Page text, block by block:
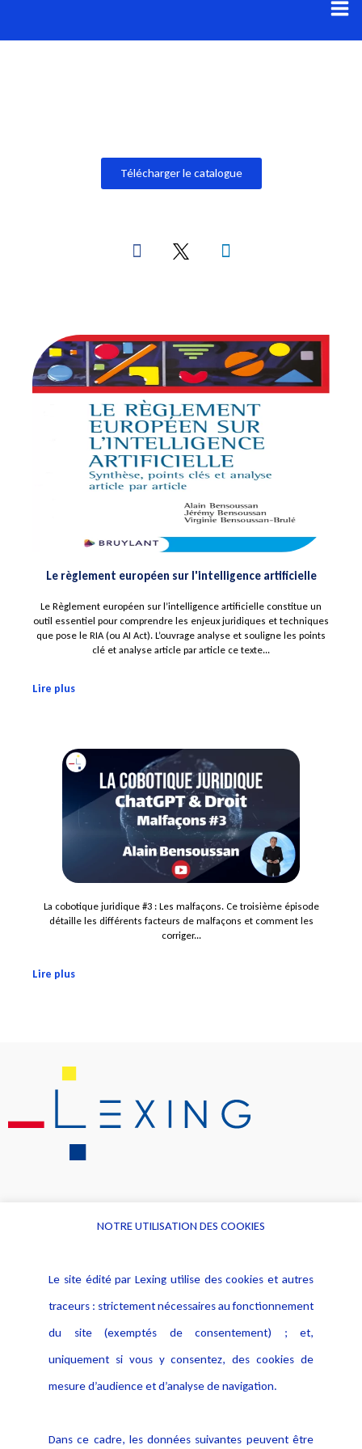
au
Télécharger le catalogue
Le règlement européen sur l'intelligence artificielle
Le Règlement européen sur l’intelligence artificielle constitue un
outil essentiel pour comprendre les enjeux juridiques et techniques
que pose le RIA (ou AI Act). L’ouvrage analyse et souligne les points
clé et analyse article par article ce texte...
Lire plus
La cobotique juridique #3 : Les malfaçons. Ce troisième épisode
détaille les différents facteurs de malfaçons et comment les
corriger...
Lire plus
Alerte professionnelle
Déclaration d'accessibilité
Notice Légale
Politique de protection des
données
Publications
NOTRE UTILISATION DES COOKIES
Le site édité par Lexing utilise des cookies et autres
traceurs : strictement nécessaires au fonctionnement
du site (exemptés de consentement) ; et,
uniquement si vous y consentez, des cookies de
mesure d’audience et d’analyse de navigation.
Dans ce cadre, les données suivantes peuvent être